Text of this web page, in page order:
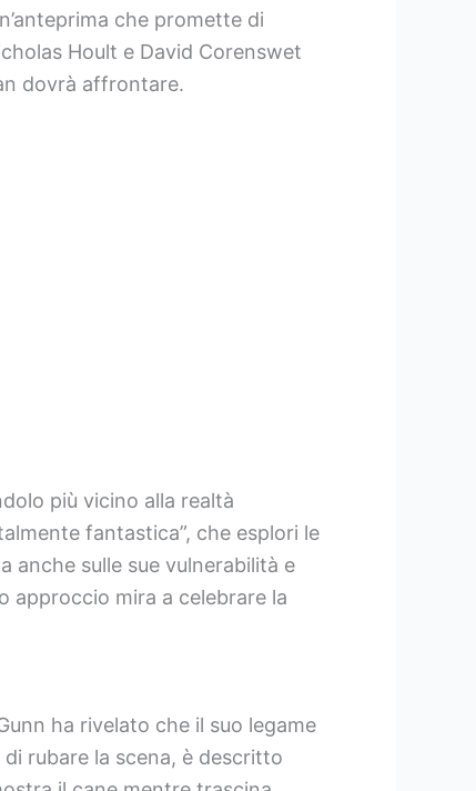
che promette di
Hoult e David Corenswet
dovrà affrontare.
più vicino alla realtà
fantastica”, che esplori le
anche sulle sue vulnerabilità e
approccio mira a celebrare la
ha rivelato che il suo legame
rubare la scena, è descritto